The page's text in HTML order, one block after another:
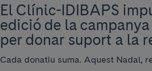
El Clínic-IDIBAPS
edició de la
per donar suport a la
Cada donatiu suma. Aquest Nadal,